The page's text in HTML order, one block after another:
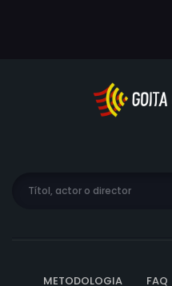
METODOLOGIA FAQ